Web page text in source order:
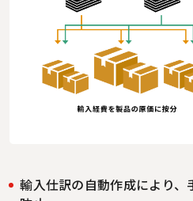
輸入仕訳の自動作成により